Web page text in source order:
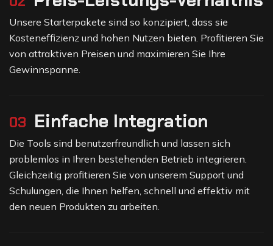
Unsere Starterpakete sind so konzipiert, dass sie
Kosteneffizienz und hohen Nutzen bieten. Profitieren Sie
von attraktiven Preisen und maximieren Sie Ihre
Gewinnspanne.
03 Einfache Integration
Die Tools sind benutzerfreundlich und lassen sich
problemlos in Ihren bestehenden Betrieb integrieren.
Gleichzeitig profitieren Sie von unserem Support und
Schulungen, die Ihnen helfen, schnell und effektiv mit
den neuen Produkten zu arbeiten.